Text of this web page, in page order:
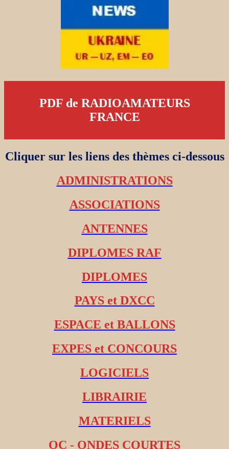
PDF de RADIOAMATEURS
FRANCE
Cliquer sur les liens des thèmes ci-dessous
ADMINISTRATIONS
ASSOCIATIONS
ANTENNES
DIPLOMES RAF
DIPLOMES
PAYS et DXCC
ESPACE et BALLONS
EXPES et CONCOURS
LOGICIELS
LIBRAIRIE
MATERIELS
OC - ONDES COURTES